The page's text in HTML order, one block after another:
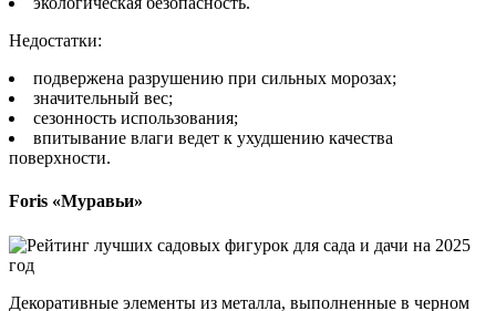
Недостатки:
подвержена разрушению при сильных морозах;
значительный вес;
сезонность использования;
впитывание влаги ведет к ухудшению качества
поверхности.
Foris «Муравьи»
Декоративные элементы из металла, выполненные в черном